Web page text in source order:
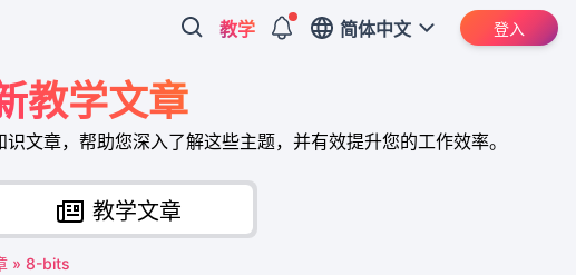
教学 简体中文 登入
教学文章
文章，帮助您深入了解这些主题，并有效提升您的工作效率。
教学文章
» 8-bits